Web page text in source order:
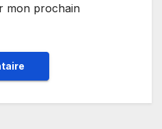
mon prochain